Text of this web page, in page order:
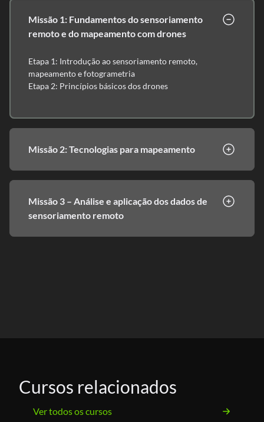
Missão 1: Fundamentos do sensoriamento
remoto e do mapeamento com drones
Etapa 1: Introdução ao sensoriamento remoto,
mapeamento e fotogrametria
Etapa 2: Princípios básicos dos drones
Missão 2: Tecnologias para mapeamento
Missão 3 – Análise e aplicação dos dados de
sensoriamento remoto
Cursos relacionados
Ver todos os cursos